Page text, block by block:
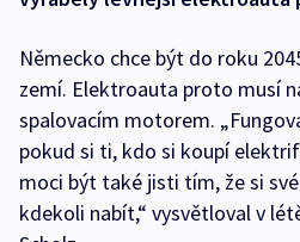
Německo chce být do roku
zemí. Elektroauta proto musí
spalovacím motorem.
pokud si ti, kdo si koupí
moci být také jisti tím, že si
kdekoli nabít,“ vysvětloval v